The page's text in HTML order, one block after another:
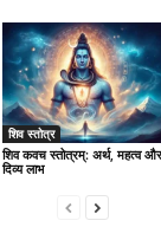
शिव स्तोत्र
शिव कवच स्तोत्रम्: अर्थ, महत्व और
दिव्य लाभ